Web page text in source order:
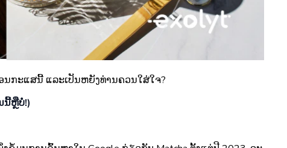
ກະແສນີ້ ແລະເປັນຫຍັງທ່ານຄວນໃສ່ໃຈ?
ນີ້ຫຼືບໍ່!)